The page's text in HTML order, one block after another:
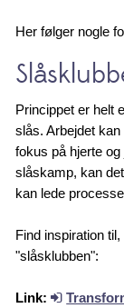
Her følger nogle
Princippet er helt
slås. Arbejdet
fokus på hjerte
slåskamp, kan
kan lede
Find inspiration
"slåsklubben":
Link: